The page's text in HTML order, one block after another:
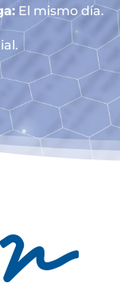
El mismo día.
